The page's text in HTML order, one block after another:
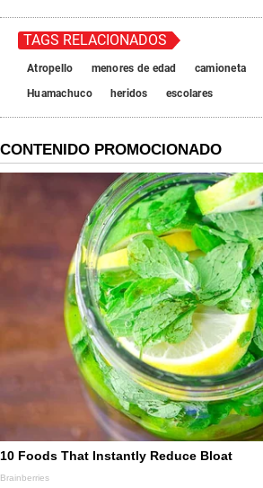
TAGS RELACIONADOS
Atropello menores de edad camioneta
Huamachuco
heridos escolares